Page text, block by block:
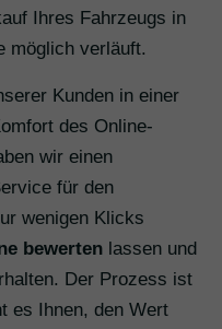
Ihres Fahrzeugs in
möglich verläuft.
Kunden in einer
des Online-
wir einen
für den
wenigen Klicks
bewerten lassen und
Der Prozess ist
es Ihnen, den Wert